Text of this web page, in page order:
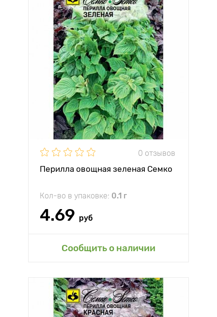
0 отзывов
Перилла овощная зеленая Семко
Кол-во в упаковке: 0.1 г
4.69 руб
Сообщить о наличии